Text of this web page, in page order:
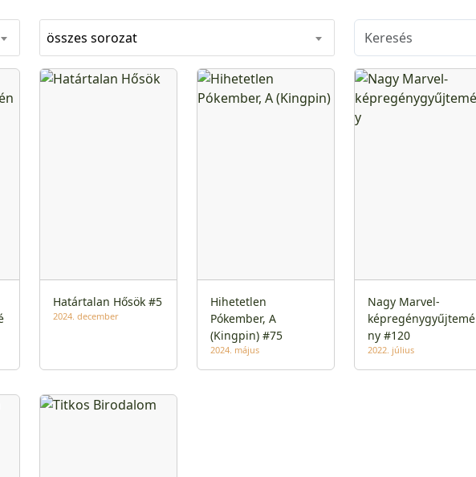
összes sorozat
Határtalan Hősök #5
2024. december
Hihetetlen
Pókember, A
(Kingpin) #75
2024. május
Nagy Marvel-
képregénygyűjtemé
ny #120
2022. július